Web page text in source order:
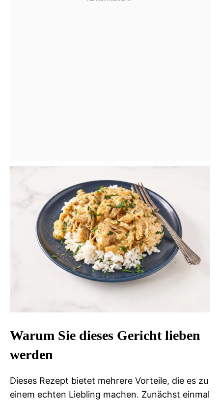
Warum Sie dieses Gericht lieben
werden
Dieses Rezept bietet mehrere Vorteile, die es zu
einem echten Liebling machen. Zunächst einmal